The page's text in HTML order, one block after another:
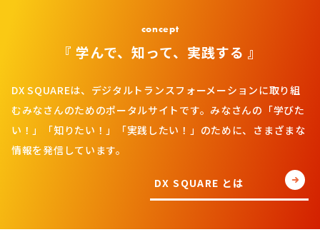
concept
『 学んで、知って、実践する 』
DX SQUAREは、デジタルトランスフォーメーションに取り組
むみなさんのためのポータルサイトです。みなさんの「学びた
い！」「知りたい！」「実践したい！」のために、さまざまな
情報を発信しています。
DX SQUARE とは